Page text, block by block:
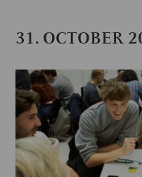
31. OCTOBER